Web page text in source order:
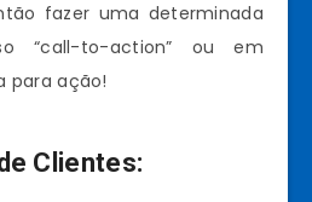
fazer uma determinada
“call-to-action” ou em
para ação!
Clientes: